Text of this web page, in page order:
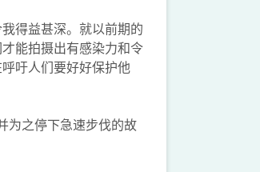
得益甚深。就以前期的
能拍摄出有感染力和令
吁人们要好好保护他
为之停下急速步伐的故